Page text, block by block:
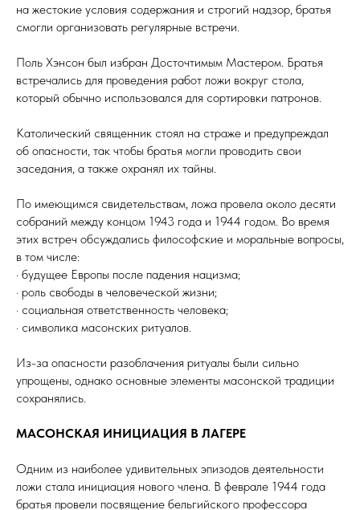
на жестокие условия содержания и строгий надзор, братья
смогли организовать регулярные встречи.
Поль Хэнсон был избран Досточтимым Мастером. Братья
встречались для проведения работ ложи вокруг стола,
который обычно использовался для сортировки патронов.
Католический священник стоял на страже и предупреждал
об опасности, так чтобы братья могли проводить свои
заседания, а также охранял их тайны.
По имеющимся свидетельствам, ложа провела около десяти
собраний между концом 1943 года и 1944 годом. Во время
этих встреч обсуждались философские и моральные вопросы,
в том числе:
· будущее Европы после падения нацизма;
· роль свободы в человеческой жизни;
· социальная ответственность человека;
· символика масонских ритуалов.
Из-за опасности разоблачения ритуалы были сильно
упрощены, однако основные элементы масонской традиции
сохранялись.
МАСОНСКАЯ ИНИЦИАЦИЯ В ЛАГЕРЕ
Одним из наиболее удивительных эпизодов деятельности
ложи стала инициация нового члена. В феврале 1944 года
братья провели посвящение бельгийского профессора